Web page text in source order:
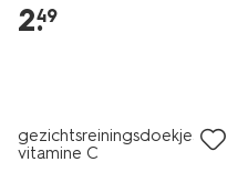
2.
49
gezichtsreiningsdoekjes
vitamine C